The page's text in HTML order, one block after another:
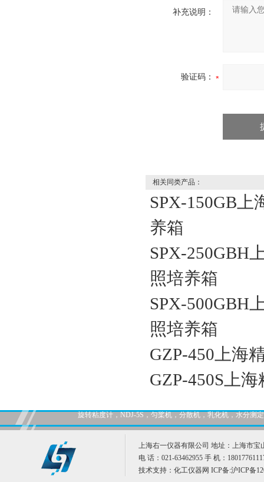
补充说明：
验证码：
相关同类产品：
SPX-150GB上
养箱
SPX-250GBH
照培养箱
SPX-500GBH
照培养箱
GZP-450上海
GZP-450S上
旋转粘度计，NDJ-5S，匀桨机，分散机，乳化机，水分测
上海右一仪器有限公司 地址：上海市宝
电 话：021-63462955 手 机：
技术支持： 化工仪器网 ICP备:沪ICP备